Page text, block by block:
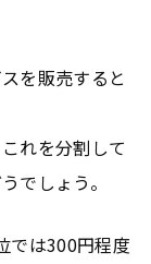
を販売すると
れを分割して
でしょう。
では300円程度